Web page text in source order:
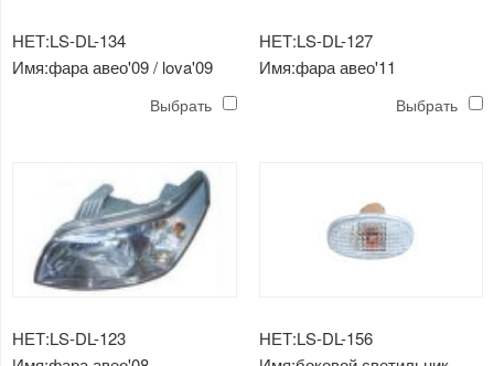
НЕТ:LS-DL-134
Имя:фара авео'09 / lova'09
Выбрать
НЕТ:LS-DL-127
Имя:фара авео'11
Выбрать
НЕТ:LS-DL-123
НЕТ:LS-DL-156